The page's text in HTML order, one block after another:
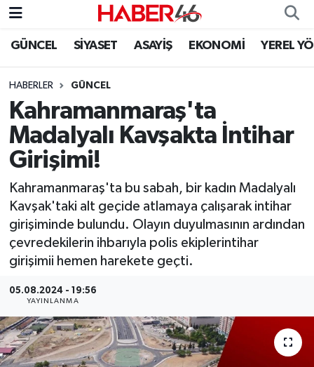
GÜNCEL SİYASET ASAYİŞ EKONOMİ YEREL
HABERLER GÜNCEL
Kahramanmaraş'ta
Madalyalı Kavşakta İntihar
Girişimi!
Kahramanmaraş'ta bu sabah, bir kadın Madalyalı
Kavşak'taki alt geçide atlamaya çalışarak intihar
girişiminde bulundu. Olayın duyulmasının ardından
çevredekilerin ihbarıyla polis ekiplerintihar
girişimii hemen harekete geçti.
05.08.2024 - 19:56
YAYINLANMA
GÜNCEL
SİYASET
EKONOMİ
SPOR
YAŞAM
TEKNOLOJİ
SAĞLIK
EĞİTİM
İLÇE HABERLERİ
Nöbetçi Eczaneler
Hava Durumu
Kahramanmaraş Namaz Vakitleri
Trafik Durumu
Süper Lig Puan Durumu ve Fikstür
Tüm Manşetler
Son Dakika Haberleri
Haber Arşivi